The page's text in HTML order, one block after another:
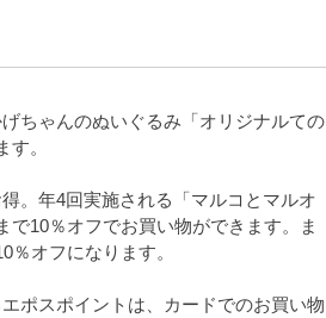
ちゃんのぬいぐるみ「オリジナルての
。
。年4回実施される「マルコとマルオ
10％オフでお買い物ができます。ま
オフになります。
ポスポイントは、カードでのお買い物